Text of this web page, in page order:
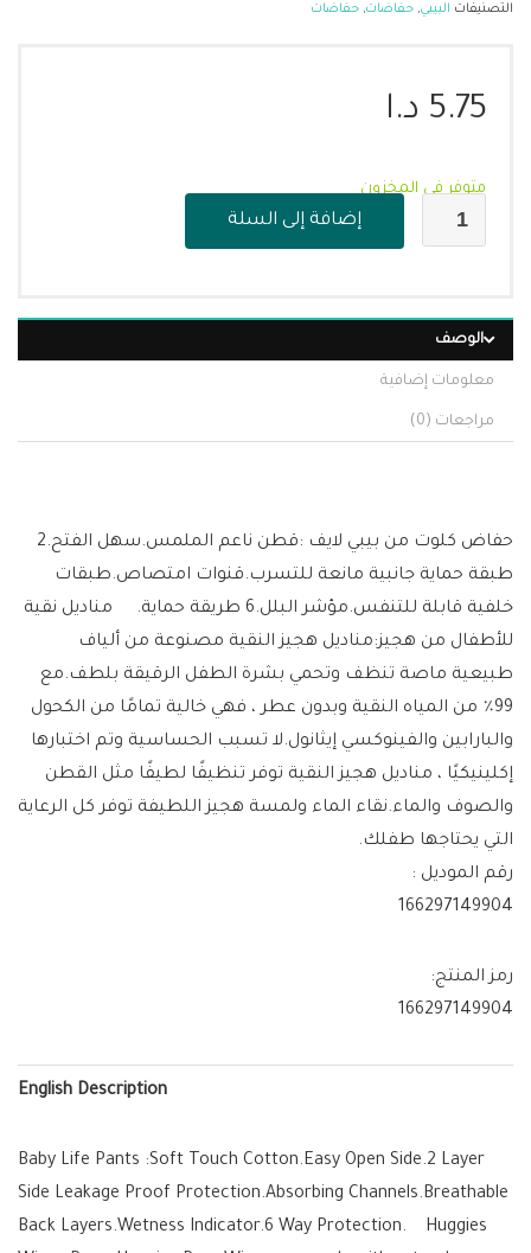
التصنيفات البيبي, حفاضات, حفاضات
5.75 د.ا
متوفر في المخزون
إضافة إلى السلة
الوصف
معلومات إضافية
مراجعات (0)
حفاض كلوت من بيبي لايف :قطن ناعم الملمس.سهل الفتح.2
طبقة حماية جانبية مانعة للتسرب.قنوات امتصاص.طبقات
خلفية قابلة للتنفس.مؤشر البلل.6 طريقة حماية. مناديل نقية
للأطفال من هجيز:مناديل هجيز النقية مصنوعة من ألياف
طبيعية ماصة تنظف وتحمي بشرة الطفل الرقيقة بلطف.مع
99٪ من المياه النقية وبدون عطر ، فهي خالية تمامًا من الكحول
والبارابين والفينوكسي إيثانول.لا تسبب الحساسية وتم اختبارها
إكلينيكيًا ، مناديل هجيز النقية توفر تنظيفًا لطيفًا مثل القطن
والصوف والماء.نقاء الماء ولمسة هجيز اللطيفة توفر كل الرعاية
التي يحتاجها طفلك.
رقم الموديل :
166297149904
رمز المنتج:
166297149904
English Description
Baby Life Pants :Soft Touch Cotton.Easy Open Side.2 Layer
Side Leakage Proof Protection.Absorbing Channels.Breathable
Back Layers.Wetness Indicator.6 Way Protection. Huggies